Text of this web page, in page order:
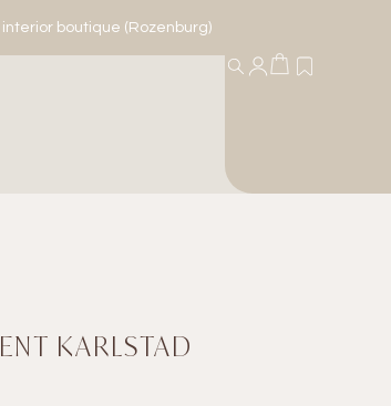
interior boutique (Rozenburg)
KARLSTAD